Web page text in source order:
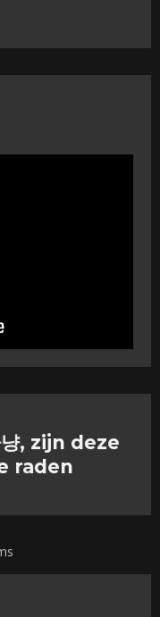
, zijn deze
raden